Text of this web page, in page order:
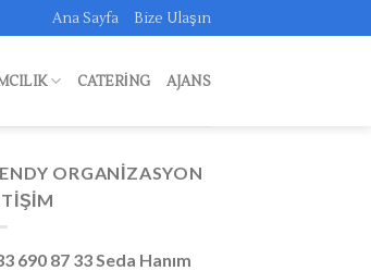
Ana Sayfa Bize Ulaşın
CATERING AJANS
ORGANIZASYON
690 87 33 Seda Hanım